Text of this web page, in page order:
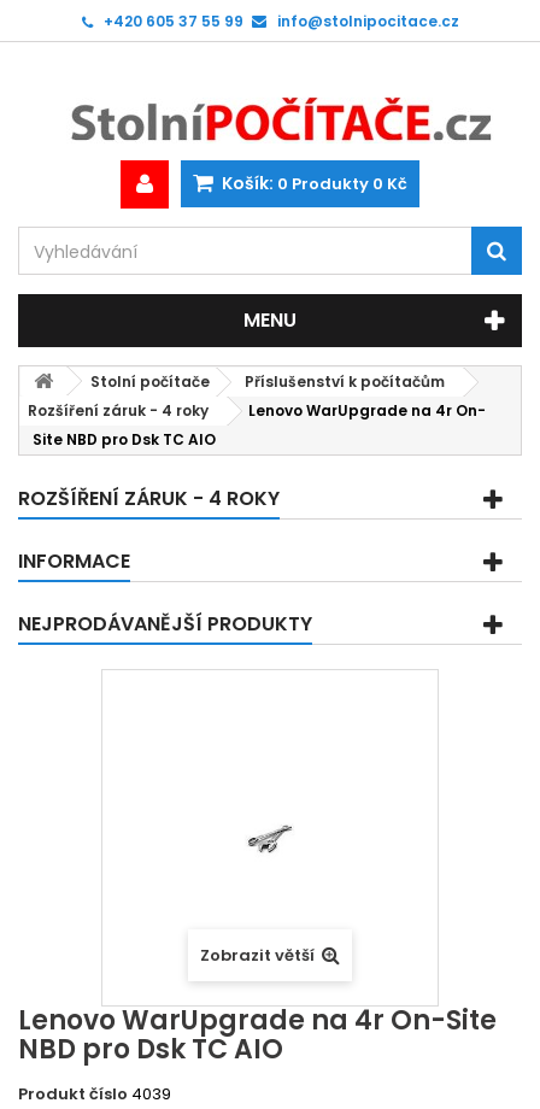
+420 605 37 55 99 info@stolnipocitace.cz
Košík: 0 Produkty 0 Kč
MENU
Stolní počítače
Příslušenství k počítačům
Rozšíření záruk - 4 roky
Lenovo WarUpgrade na 4r On-
Site NBD pro Dsk TC AIO
ROZŠÍŘENÍ ZÁRUK - 4 ROKY
INFORMACE
NEJPRODÁVANĚJŠÍ PRODUKTY
Zobrazit větší
Lenovo WarUpgrade na 4r On-Site
NBD pro Dsk TC AIO
Produkt číslo 4039